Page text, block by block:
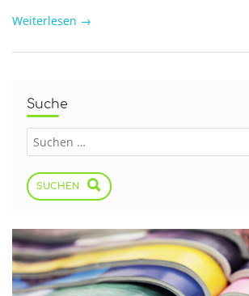
Weiterlesen →
Suche
SUCHEN